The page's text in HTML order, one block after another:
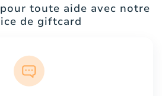
toute aide avec notre
de giftcard